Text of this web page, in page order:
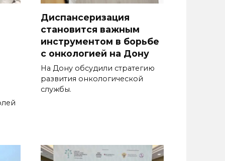
Диспансеризация
становится важным
инструментом в борьбе
с онкологией на Дону
На Дону обсудили стратегию
развития онкологической
службы.